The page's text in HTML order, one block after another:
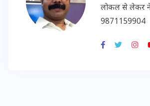
लोकल से लेकर
9871159904